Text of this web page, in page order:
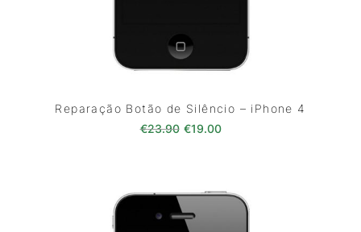
Reparação Botão de Silêncio – iPhone 4
€23.90 O preço original era: €23.90.
€19.00O preço atual é: